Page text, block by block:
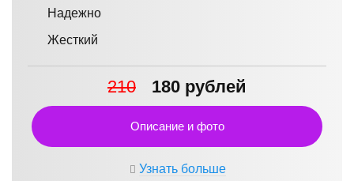
Надежно
Жесткий
210 180 рублей
Описание и фото
Узнать больше